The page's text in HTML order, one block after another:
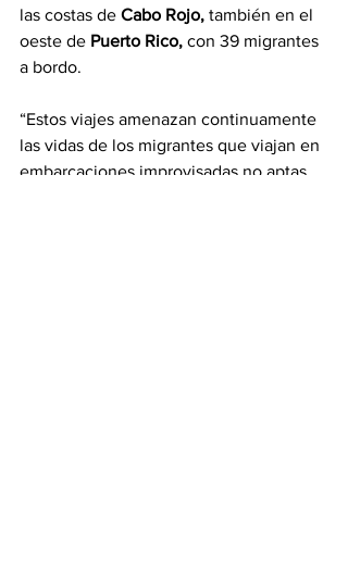
las costas de Cabo Rojo, también en el
oeste de Puerto Rico, con 39 migrantes
a bordo.
“Estos viajes amenazan continuamente
las vidas de los migrantes que viajan en
embarcaciones improvisadas no aptas